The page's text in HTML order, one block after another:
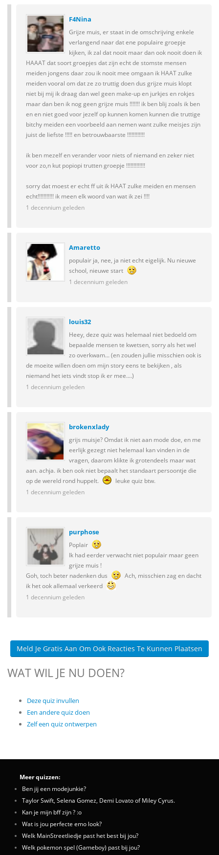
F4Nina
Grijze muis, er staat in de omschrijving enkele
verlangend naar dat ene populaire groepje
kijken, ik zal dat nooit maar dan ook nooit doen ik
HAAAT dat soort groepjes dat zijn echt de stomste mensen
meiden jongens daar zou ik nooit mee omgaan ik HAAT zulke
meiden vooral om dat ze zo truttig doen dus grijze muis klopt
niet bij mij ik draag dan wel geen make-up en jurkjes en rokjes
maar dan ben ik nog geen grijze muis !!!!!!! ik ben blij zoals ik ben
en en niet goed voor jezelf op kunnen komen kunnen die truttige
bitchy meiden een voorbeeld aan nemen want zulke meisjes zijn
juist de liefste !!!!! en betrouwbaarste !!!!!!!!!!!!
ik ben mezelf en verander voor niets of niemand en zeker niet
voor zo,n kut popiopi trutten groepje !!!!!!!!!!!!!
sorry dat moest er echt ff uit ik HAAT zulke meiden en mensen
echt!!!!!!!!!!! ik meen elk woord van wat ik zei !!!!
1 decennium geleden
Amaretto
populair ja, nee, ja niet echt eigelijk. Nu nieuwe
school, nieuwe start
1 decennium geleden
louis32
Heey, deze quiz was helemaal niet bedoeld om
bepaalde mensen te kwetsen, sorry als het wel
zo overkwam... (en zouden jullie misschien ook is
de moeite willen doen om mijn story eens te bekijken , als
niemand het iets vindt stop ik er mee....)
1 decennium geleden
brokenxlady
grijs muisje? Omdat ik niet aan mode doe, en me
eerlijk gezegt niet helemaal kan vinden in de
vragen, daarom klikte ik grotendeels maar wat
aan. achja. ik ben ook niet bepaalt het standaart persoontje die
op de wereld rond huppelt.
leuke quiz btw.
1 decennium geleden
purphose
Poplair
Ik had eerder verwacht niet populair maar geen
grijze muis !
Goh, toch beter nadenken dus
Ach, misschien zag en dacht
ik het ook allemaal verkeerd
1 decennium geleden
Meld Je Gratis Aan Om Ook Reacties Te Kunnen Plaatsen
WAT WIL JE NU DOEN?
Deze quiz invullen
Een andere quiz doen
Zelf een quiz ontwerpen
Meer quizzen:
Ben jij een modejunkie?
Taylor Swift, Selena Gomez, Demi Lovato of Miley Cyrus.
Kan je mijn bff zijn ? :o
Wat is jou perfecte emo look?
Welk MainStreetliedje past het best bij jou?
Welk pokemon spel (Gameboy) past bij jou?